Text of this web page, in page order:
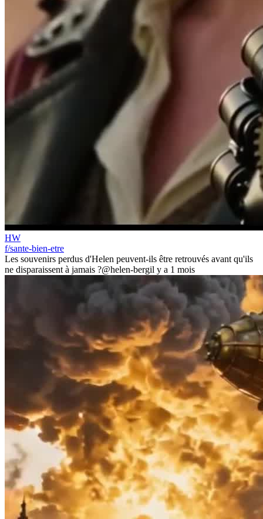
HW
f/sante-bien-etre
Les souvenirs perdus d'Helen peuvent-ils être retrouvés avant qu'ils
ne disparaissent à jamais ?@helen-bergil y a 1 mois